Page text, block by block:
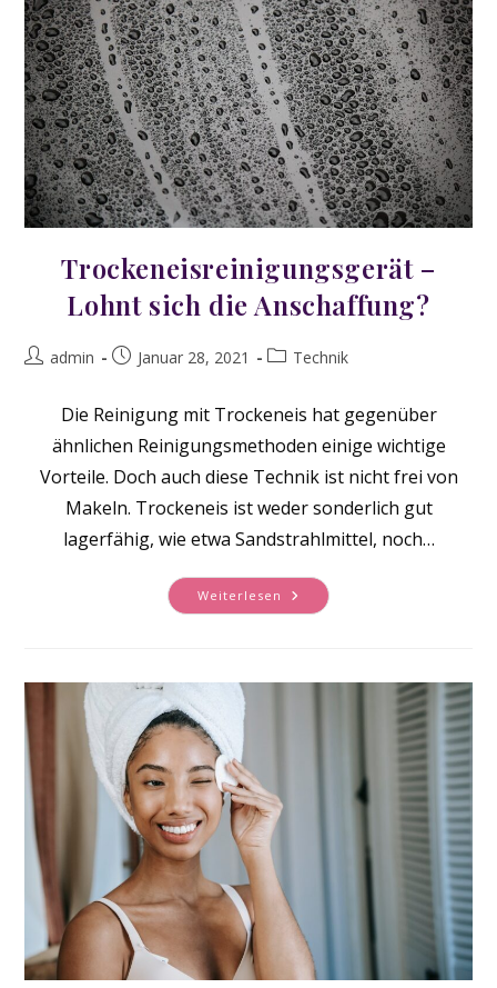
Trockeneisreinigungsgerät –
Lohnt sich die Anschaffung?
Beitrags-
admin
BeitragJanuar 28, 2021
Beitrags-
Technik
Die Reinigung mit Trockeneis hat gegenüber
ähnlichen Reinigungsmethoden einige wichtige
Vorteile. Doch auch diese Technik ist nicht frei von
Makeln. Trockeneis ist weder sonderlich gut
lagerfähig, wie etwa Sandstrahlmittel, noch…
Weiterlesen Trockeneisreinigungsgerät
–